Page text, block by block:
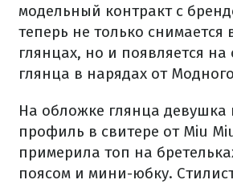
модельный контракт с
теперь не только снимается
глянцах, но и появляется
глянца в нарядах от
На обложке глянца девушка
профиль в свитере от Miu
примерила топ на
поясом и мини-юбку.